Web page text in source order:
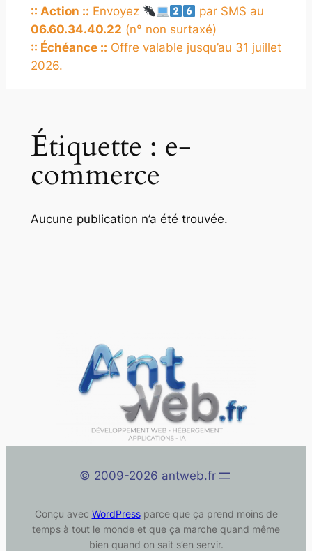
:: Action :: Envoyez
par SMS au
06.60.34.40.22 (n° non surtaxé)
:: Échéance :: Offre valable jusqu’au 31 juillet
2026.
Étiquette : e-
commerce
Aucune publication n’a été trouvée.
©️ 2009-2026 antweb.fr
Conçu avec WordPressparce que ça prend moins de
temps à tout le monde et que ça marche quand même
bien quand on sait s’en servir.